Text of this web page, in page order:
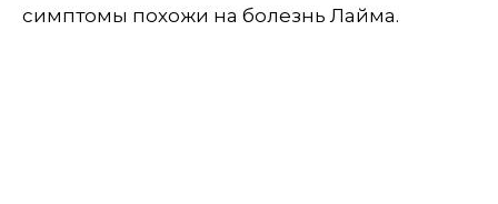
симптомы похожи на болезнь Лайма.